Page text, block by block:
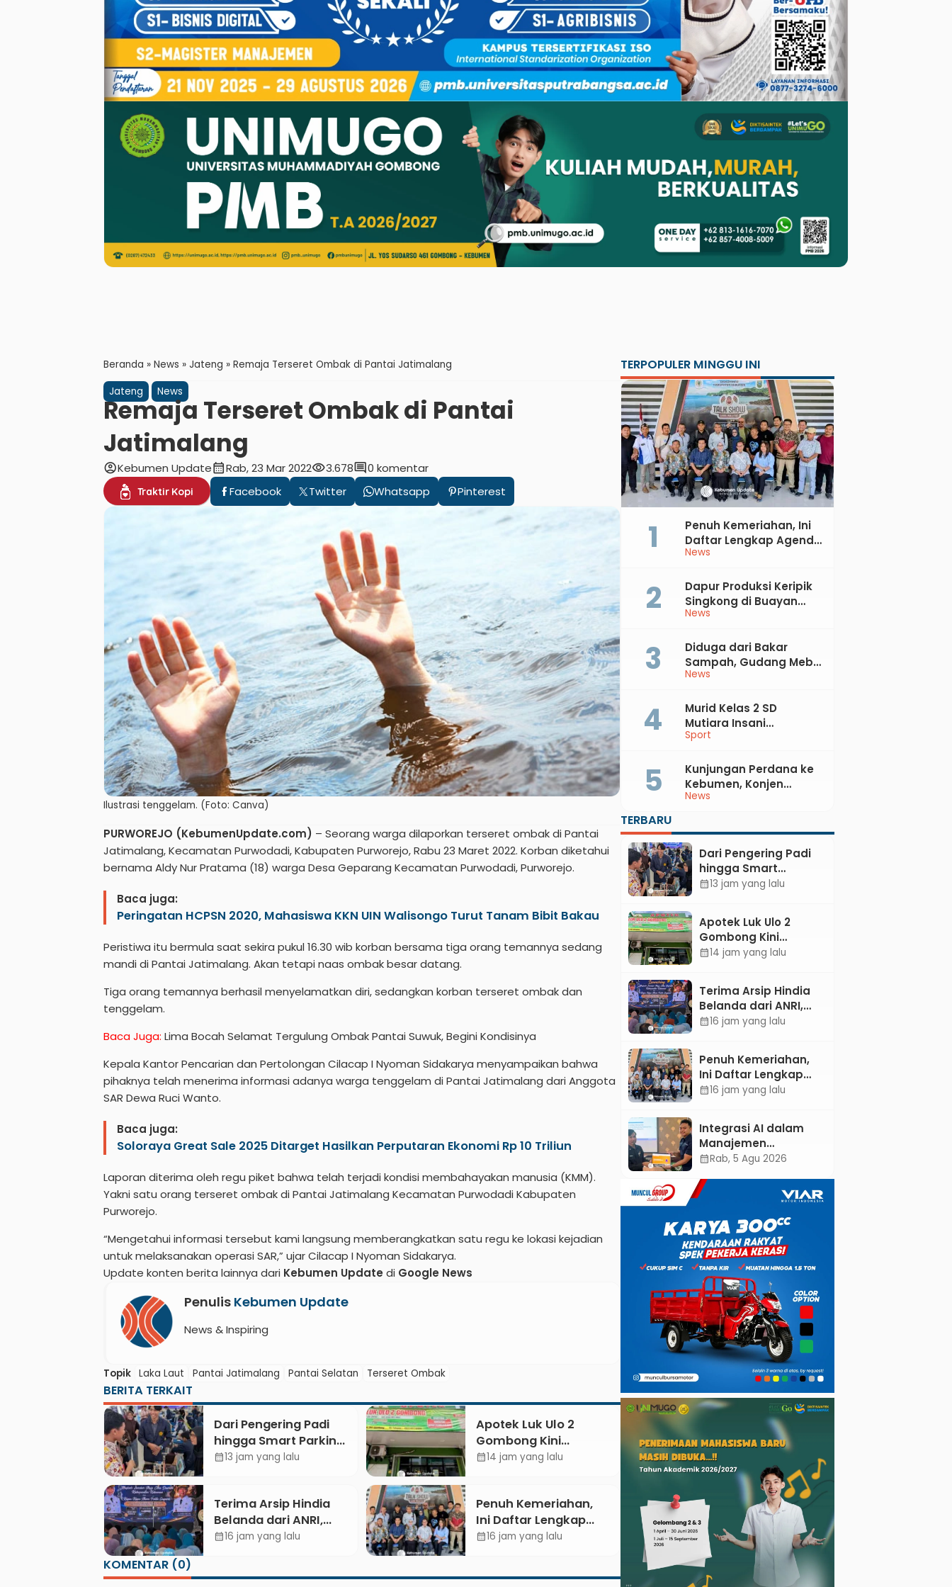
Beranda » News » Jateng » Remaja Terseret Ombak di Pantai Jatimalang
Jateng
News
Remaja Terseret Ombak di Pantai
Jatimalang
account_circleKebumen Updatecalendar_monthRab, 23 Mar 2022visibility3.678comment0 komentar
Traktir Kopi Facebook Twitter Whatsapp Pinterest
Ilustrasi tenggelam. (Foto: Canva)
PURWOREJO (KebumenUpdate.com) – Seorang warga dilaporkan terseret ombak di Pantai
Jatimalang, Kecamatan Purwodadi, Kabupaten Purworejo, Rabu 23 Maret 2022. Korban diketahui
bernama Aldy Nur Pratama (18) warga Desa Geparang Kecamatan Purwodadi, Purworejo.
Baca juga:
Peringatan HCPSN 2020, Mahasiswa KKN UIN Walisongo Turut Tanam Bibit Bakau
Peristiwa itu bermula saat sekira pukul 16.30 wib korban bersama tiga orang temannya sedang
mandi di Pantai Jatimalang. Akan tetapi naas ombak besar datang.
Tiga orang temannya berhasil menyelamatkan diri, sedangkan korban terseret ombak dan
tenggelam.
Baca Juga: Lima Bocah Selamat Tergulung Ombak Pantai Suwuk, Begini Kondisinya
Kepala Kantor Pencarian dan Pertolongan Cilacap I Nyoman Sidakarya menyampaikan bahwa
pihaknya telah menerima informasi adanya warga tenggelam di Pantai Jatimalang dari Anggota
SAR Dewa Ruci Wanto.
Baca juga:
Soloraya Great Sale 2025 Ditarget Hasilkan Perputaran Ekonomi Rp 10 Triliun
Laporan diterima oleh regu piket bahwa telah terjadi kondisi membahayakan manusia (KMM).
Yakni satu orang terseret ombak di Pantai Jatimalang Kecamatan Purwodadi Kabupaten
Purworejo.
“Mengetahui informasi tersebut kami langsung memberangkatkan satu regu ke lokasi kejadian
untuk melaksanakan operasi SAR,” ujar Cilacap I Nyoman Sidakarya.
Update konten berita lainnya dari Kebumen Update di Google News
Penulis Kebumen Update
News & Inspiring
Topik Laka Laut Pantai Jatimalang Pantai Selatan Terseret Ombak
BERITA TERKAIT
Dari Pengering Padi
hingga Smart Parking:
Mahasiswa UPB Unjuk
calendar_month13 jam yang lalu
Apotek Luk Ulo 2
Gombong Kini
Dilengkapi Layanan
calendar_month14 jam yang lalu
Terima Arsip Hindia
Belanda dari ANRI,
Pemkab Kebumen
calendar_month16 jam yang lalu
Penuh Kemeriahan,
Ini Daftar Lengkap
Agenda Peringatan
calendar_month16 jam yang lalu
KOMENTAR (0)
TERPOPULER MINGGU INI
News
Penuh Kemeriahan, Ini
Daftar Lengkap Agenda
Peringatan HUT ke-81 RI
Kabupaten Kebumen
News
Dapur Produksi Keripik
Singkong di Buayan
Terbakar, Kerugian
News
Diduga dari Bakar
Sampah, Gudang Mebel
di Petanahan Hangus
Sport
Murid Kelas 2 SD
Mutiara Insani
Muhammadiyah
dan Perak di Kejurda
Tapak Suci Kebumen
2026
News
Kunjungan Perdana ke
Kebumen, Konjen
Australia Temui Bupati
TERBARU
Dari Pengering Padi
hingga Smart
Parking: Mahasiswa
calendar_month13 jam yang lalu
Apotek Luk Ulo 2
Gombong Kini
Dilengkapi Layanan
calendar_month14 jam yang lalu
Terima Arsip Hindia
Belanda dari ANRI,
Pemkab Kebumen
dan Literasi
Pertanian
calendar_month16 jam yang lalu
Penuh Kemeriahan,
Ini Daftar Lengkap
Agenda Peringatan
Kabupaten Kebumen
calendar_month16 jam yang lalu
Integrasi AI dalam
Manajemen
Pendayagunaan ZIS
Realisasi IKAL
Unggulan Lazismu
Kebumen
calendar_monthRab, 5 Agu 2026